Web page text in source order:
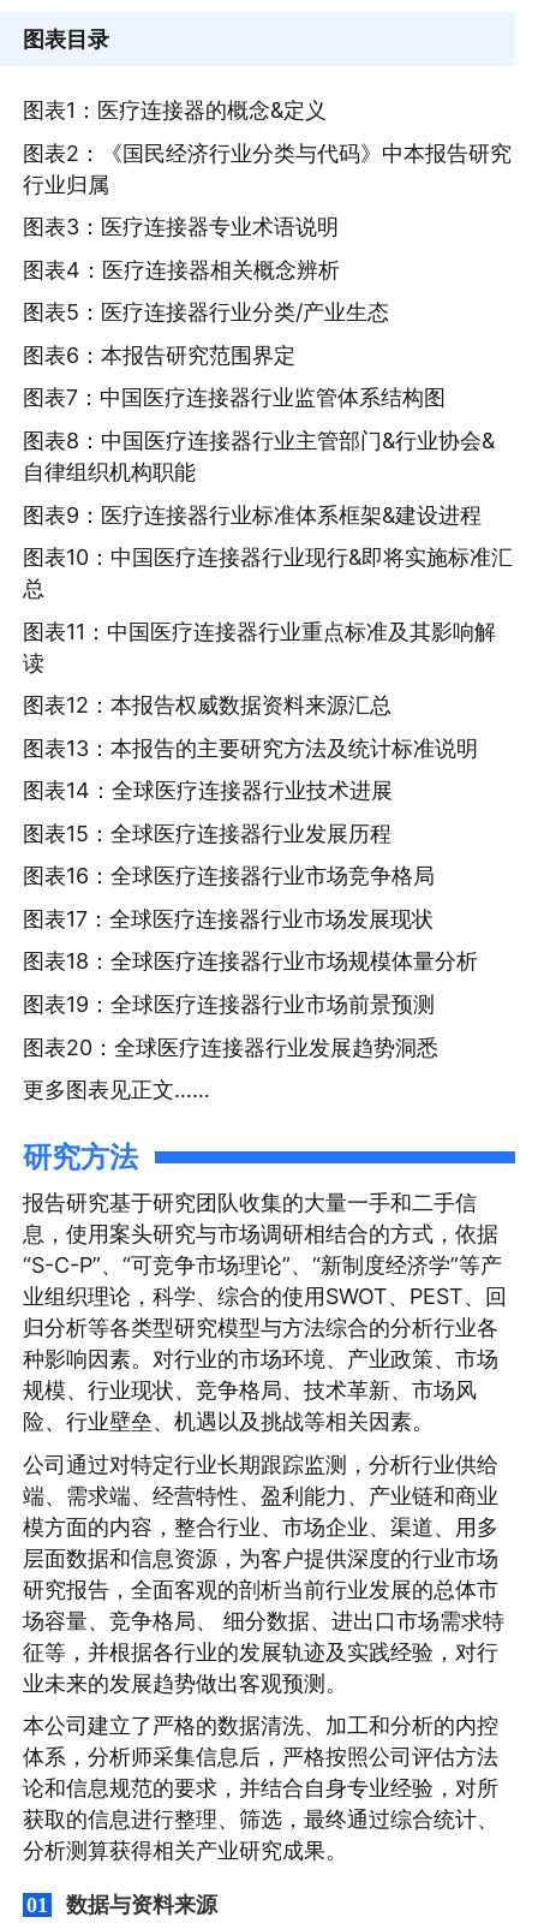
图表目录
图表1：医疗连接器的概念&定义
图表2：《国民经济行业分类与代码》中本报告研究
行业归属
图表3：医疗连接器专业术语说明
图表4：医疗连接器相关概念辨析
图表5：医疗连接器行业分类/产业生态
图表6：本报告研究范围界定
图表7：中国医疗连接器行业监管体系结构图
图表8：中国医疗连接器行业主管部门&行业协会&
自律组织机构职能
图表9：医疗连接器行业标准体系框架&建设进程
图表10：中国医疗连接器行业现行&即将实施标准汇
总
图表11：中国医疗连接器行业重点标准及其影响解
读
图表12：本报告权威数据资料来源汇总
图表13：本报告的主要研究方法及统计标准说明
图表14：全球医疗连接器行业技术进展
图表15：全球医疗连接器行业发展历程
图表16：全球医疗连接器行业市场竞争格局
图表17：全球医疗连接器行业市场发展现状
图表18：全球医疗连接器行业市场规模体量分析
图表19：全球医疗连接器行业市场前景预测
图表20：全球医疗连接器行业发展趋势洞悉
更多图表见正文……
研究方法
报告研究基于研究团队收集的大量一手和二手信
息，使用案头研究与市场调研相结合的方式，依据
“S-C-P”、“可竞争市场理论”、“新制度经济学”等产
业组织理论，科学、综合的使用SWOT、PEST、回
归分析等各类型研究模型与方法综合的分析行业各
种影响因素。对行业的市场环境、产业政策、市场
规模、行业现状、竞争格局、技术革新、市场风
险、行业壁垒、机遇以及挑战等相关因素。
公司通过对特定行业长期跟踪监测，分析行业供给
端、需求端、经营特性、盈利能力、产业链和商业
模方面的内容，整合行业、市场企业、渠道、用多
层面数据和信息资源，为客户提供深度的行业市场
研究报告，全面客观的剖析当前行业发展的总体市
场容量、竞争格局、 细分数据、进出口市场需求特
征等，并根据各行业的发展轨迹及实践经验，对行
业未来的发展趋势做出客观预测。
本公司建立了严格的数据清洗、加工和分析的内控
体系，分析师采集信息后，严格按照公司评估方法
论和信息规范的要求，并结合自身专业经验，对所
获取的信息进行整理、筛选，最终通过综合统计、
分析测算获得相关产业研究成果。
01 数据与资料来源